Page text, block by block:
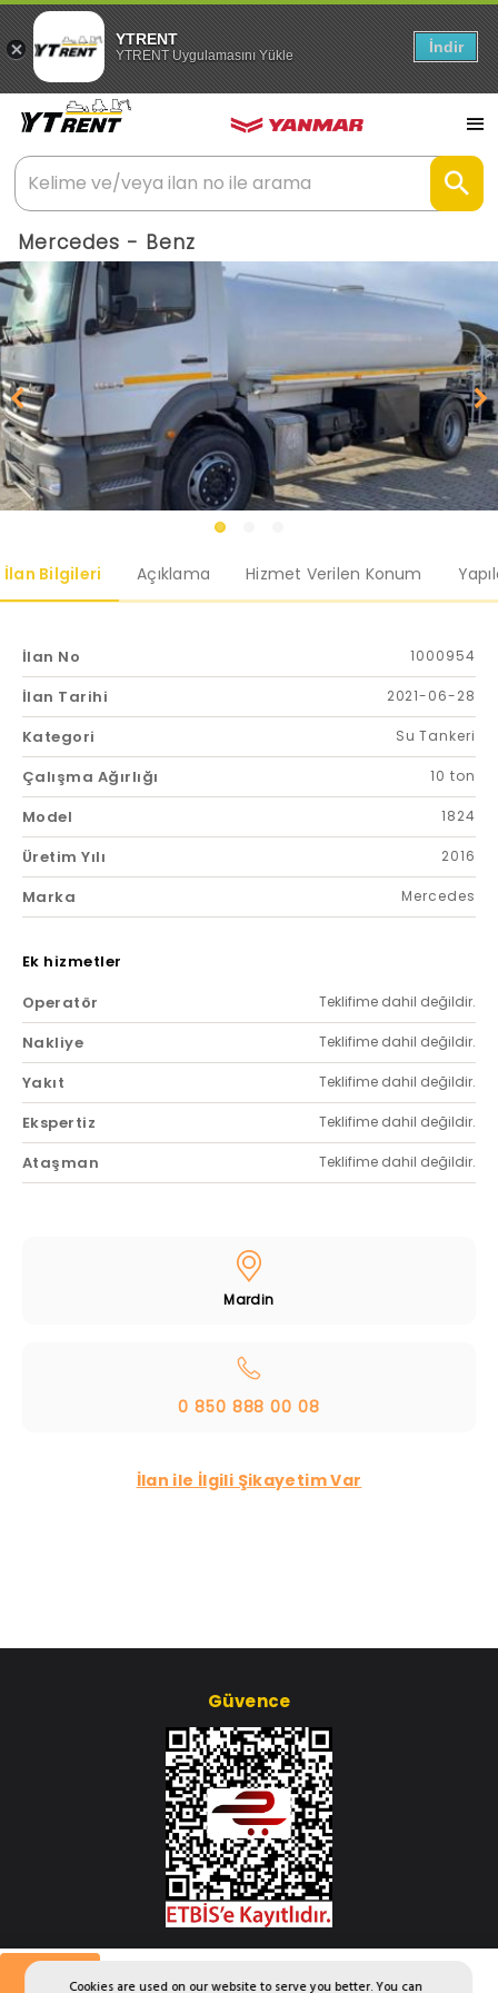
YTRENT
YTRENT Uygulamasını Yükle İndir
Cookies are used on our website to serve you better. You can
Mercedes - Benz
İlan Bilgileri Açıklama Hizmet Verilen Konum
İlan No 1000954
İlan Tarihi 2021-06-28
Kategori Su Tankeri
Çalışma Ağırlığı 10 ton
Model 1824
Üretim Yılı 2016
Marka Mercedes
Ek hizmetler
Operatör
Teklifime dahil değildir.
Nakliye Teklifime dahil değildir.
Yakıt Teklifime dahil değildir.
Ekspertiz Teklifime dahil değildir.
Ataşman Teklifime dahil değildir.
Mardin
0 850 888 00 08
İlan ile İlgili Şikayetim Var
Güvence